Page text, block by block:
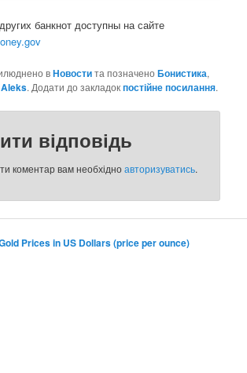
банкнот доступны на сайте
вНовостита позначено Бонистика,
Aleks. Додати до закладокпостійне посилання.
відповідь
коментар вам необхідноавторизуватись.